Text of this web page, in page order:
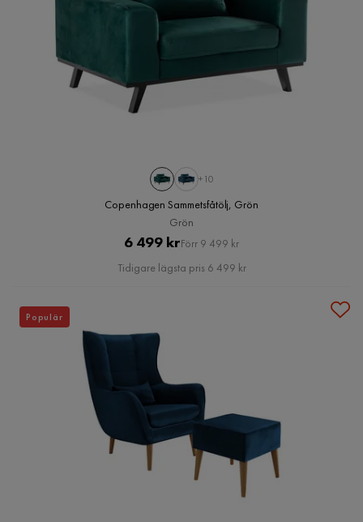
+10
Copenhagen Sammetsfåtölj, Grön
Grön
Pris
6 499 krOriginal
Pris
Förr 9 499 kr
Tidigare lägsta pris 6 499 kr
Populär